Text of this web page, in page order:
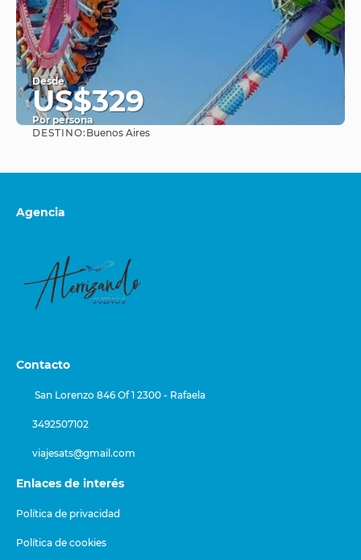
Desde
US$329
Por persona
DESTINO: Buenos Aires
Agencia
Contacto
San Lorenzo 846 Of 1 2300 - Rafaela
3492507102
viajesats@gmail.com
Enlaces de interés
Política de privacidad
Política de cookies